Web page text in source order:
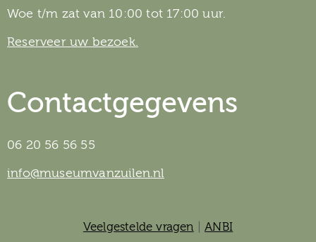
Woe t/m zat van 10:00 tot 17:00 uur.
Reserveer uw bezoek.
Contactgegevens
06 20 56 56 55
info@museumvanzuilen.nl
Veelgestelde vragen |ANBI